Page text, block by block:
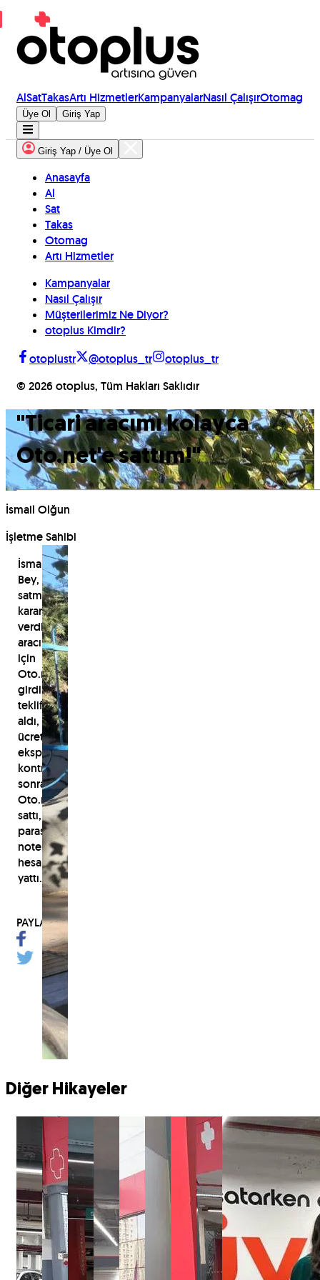
AlSatTakasArtı HizmetlerKampanyalarNasıl ÇalışırOtomag
Üye Ol Giriş Yap
Giriş Yap / Üye Ol
Anasayfa
Al
Sat
Takas
Otomag
Artı Hizmetler
Kampanyalar
Nasıl Çalışır
Müşterilerimiz Ne Diyor?
otoplus Kimdir?
otoplustr
@otoplus_tr
otoplus_tr
© 2026 otoplus, Tüm Hakları Saklıdır
"Ticari aracımı kolayca
Oto.net'e sattım!"
İsmail Olğun
İşletme Sahibi
İsmail
Bey,
satmaya
karar
verdiği
aracı
için
Oto.net'e
girdi,
teklif
aldı,
ücretsiz
ekspertiz
kontrolü
sonrası
Oto.net'e
sattı,
parası
noterde
hesabına
yattı.
PAYLAŞ
Diğer Hikayeler